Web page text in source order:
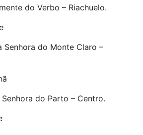
do Verbo – Riachuelo.
Senhora do Monte Claro –
do Parto – Centro.